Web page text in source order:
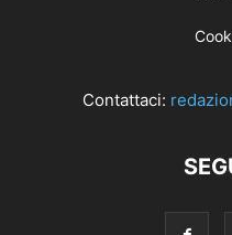
Contattaci: